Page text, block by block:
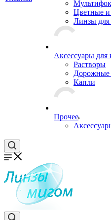
Цветные и
Линзы для
Аксессуары для
Растворы
Дорожные
Капли
Прочее